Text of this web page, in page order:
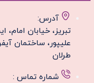
آدرس:
تبریز، خیابان امام،
طرلان
شماره تماس :